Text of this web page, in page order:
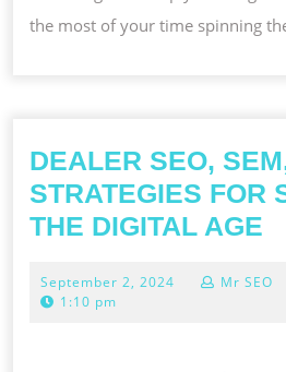
the most of your time spinning
DEALER SEO,
STRATEGIES FOR
THE DIGITAL AGE
September 2, 2024 September
Mr SEO
1:10 pm